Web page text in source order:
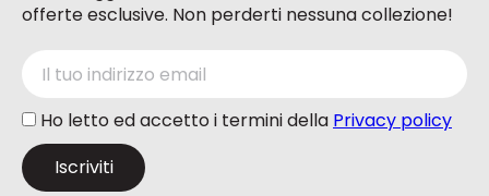
offerte esclusive. Non perderti nessuna collezione!
Ho letto ed accetto i termini della Privacy policy